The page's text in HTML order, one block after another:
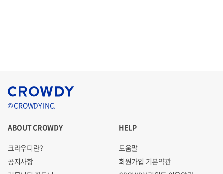
© CROWDY INC.
ABOUT CROWDY
크라우디란?
공지사항
HELP
도움말
회원가입 기본약관